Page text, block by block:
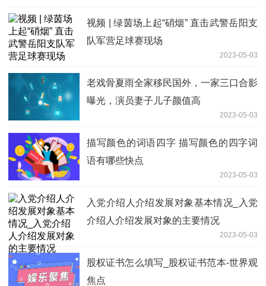
视频 | 绿茵场上起“硝烟” 直击武警岳阳支
队军营足球赛现场
2023-05-03
老戏骨夏雨全家移民国外，一家三口合影
曝光，演员妻子儿子颜值高
2023-05-03
描写颜色的词语四字 描写颜色的四字词
语有哪些快点
2023-05-03
入党介绍人介绍发展对象基本情况_入党
介绍人介绍发展对象的主要情况
2023-05-03
股权证书怎么填写_股权证书范本-世界观
焦点